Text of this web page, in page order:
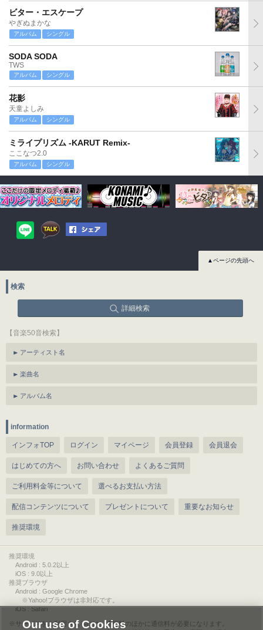
ビター・エスケープ
やぎぬまかな
アルバム シングル
SODA SODA
TWS
アルバム シングル
花影
天童よしみ
アルバム シングル
ミライプリズム -KARUT Remix-
ここなつ2.0
アルバム シングル
▲ページの先頭へ
検索
詳細検索
【音楽50音検索】
アーティスト名
楽曲名
アルバム名
information
インフォTOP ログイン マイページ 会員登録 会員退会
はじめての方へ お問い合わせ よくあるご質問
ご利用料金等について 選べるお支払い方法
配信コンテンツについて プレゼントについて 重要なお知らせ
推奨環境
推奨環境
Android : 5.0.2以上
iOS : 9.0以上
推奨ブラウザ
Android : Google Chrome
※Yahoo!ブラウザは非対応です。
iOS : Safari
サービスをご利用されるには、情報料のほかに通信料が必要になります。
Our use of Cookies